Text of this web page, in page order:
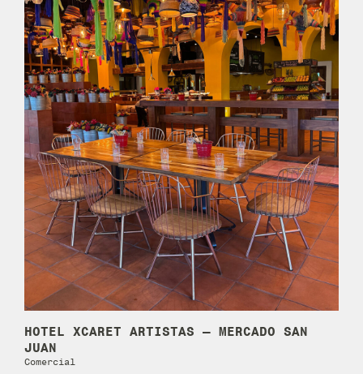
HOTEL XCARET ARTISTAS – MERCADO SAN
JUAN
Comercial